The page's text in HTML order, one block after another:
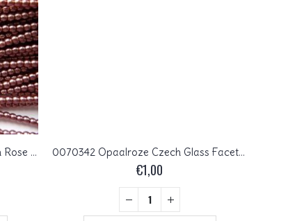
03-132-19001-70088 Shiny French Rose Glass Pearl 150 Pc. 0070342 Opaalroze Czech Glass Facet Firepolish 4mm 50 stuks
€1,00